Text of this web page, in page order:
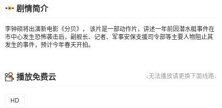
剧情简介
李钟硕将出演新电影《分贝》， 该片是一部动作片，讲述一年前因潜水艇事件在
市中心发生恐怖袭击后，副舰长、记者、军事安保支援司令部等主要人物阻止其
发生的事件，预计今年春天开拍。
↓无法播放请更换下面线路↓
播放免费云
HD